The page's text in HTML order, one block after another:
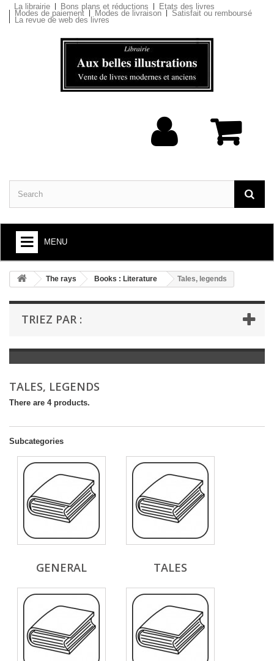
La librairie Bons plans et réductions Etats des livres
Modes de paiement Modes de livraison Satisfait ou remboursé
La revue de web des livres
MENU
BOOKS : ARTS AND SOCIETY
+
+
BOOKS : YOUTH
+
BOOKS : SCHOOL AND DICTIONARY
The rays Books : Literature Tales, legends
TRIEZ PAR :
TALES, LEGENDS
There are 4 products.
Subcategories
GENERAL TALES